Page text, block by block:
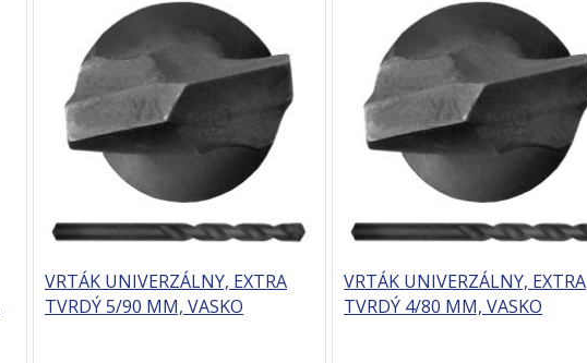
VRTÁK UNIVERZÁLNY, EXTRA
TVRDÝ 5/90 MM, VASKO
VRTÁK UNIVERZÁLNY, EXTRA
TVRDÝ 4/80 MM, VASKO